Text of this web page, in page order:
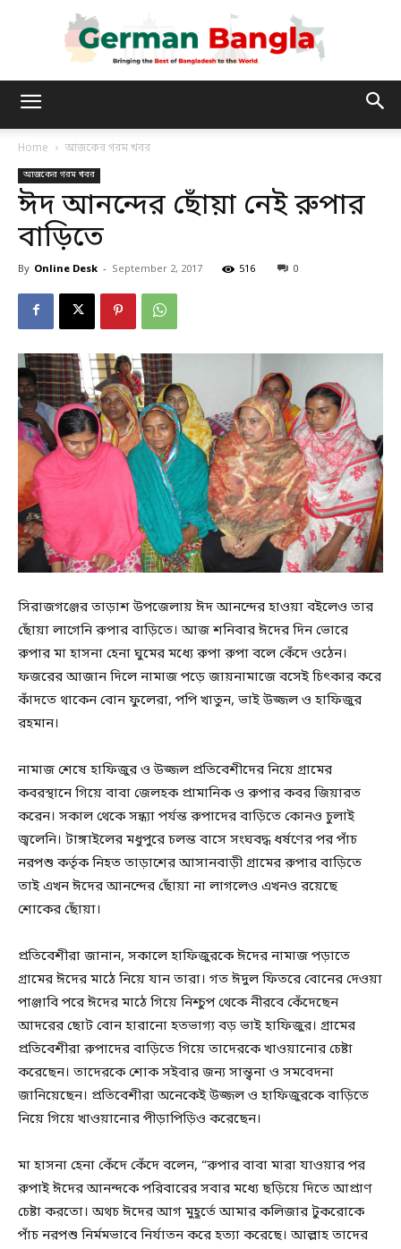
Bangla
Home আজকের গরম খবর
আজকের গরম খবর
ঈদ আনন্দের ছোঁয়া নেই রুপার
বাড়িতে
By Online Desk - September 2, 2017 516 0
সিরাজগঞ্জের তাড়াশ উপজেলায় ঈদ আনন্দের হাওয়া বইলেও তার
ছোঁয়া লাগেনি রুপার বাড়িতে। আজ শনিবার ঈদের দিন ভোরে
রুপার মা হাসনা হেনা ঘুমের মধ্যে রুপা রুপা বলে কেঁদে ওঠেন।
ফজরের আজান দিলে নামাজ পড়ে জায়নামাজে বসেই চিৎকার করে
কাঁদতে থাকেন বোন ফুলেরা, পপি খাতুন, ভাই উজ্জল ও হাফিজুর
রহমান।
নামাজ শেষে হাফিজুর ও উজ্জল প্রতিবেশীদের নিয়ে গ্রামের
কবরস্থানে গিয়ে বাবা জেলহক প্রামানিক ও রুপার কবর জিয়ারত
করেন। সকাল থেকে সন্ধ্যা পর্যন্ত রুপাদের বাড়িতে কোনও চুলাই
জ্বলেনি। টাঙ্গাইলের মধুপুরে চলন্ত বাসে সংঘবদ্ধ ধর্ষণের পর পাঁচ
নরপশু কর্তৃক নিহত তাড়াশের আসানবাড়ী গ্রামের রুপার বাড়িতে
তাই এখন ঈদের আনন্দের ছোঁয়া না লাগলেও এখনও রয়েছে
শোকের ছোঁয়া।
প্রতিবেশীরা জানান, সকালে হাফিজুরকে ঈদের নামাজ পড়াতে
গ্রামের ঈদের মাঠে নিয়ে যান তারা। গত ঈদুল ফিতরে বোনের দেওয়া
পাঞ্জাবি পরে ঈদের মাঠে গিয়ে নিশ্চুপ থেকে নীরবে কেঁদেছেন
আদরের ছোট বোন হারানো হতভাগ্য বড় ভাই হাফিজুর। গ্রামের
প্রতিবেশীরা রুপাদের বাড়িতে গিয়ে তাদেরকে খাওয়ানোর চেষ্টা
করেছেন। তাদেরকে শোক সইবার জন্য সান্ত্বনা ও সমবেদনা
জানিয়েছেন। প্রতিবেশীরা অনেকেই উজ্জল ও হাফিজুরকে বাড়িতে
নিয়ে গিয়ে খাওয়ানোর পীড়াপিড়িও করেছেন।
মা হাসনা হেনা কেঁদে কেঁদে বলেন, “রুপার বাবা মারা যাওয়ার পর
রুপাই ঈদের আনন্দকে পরিবারের সবার মধ্যে ছড়িয়ে দিতে আপ্রাণ
চেষ্টা করতো। অথচ ঈদের আগ মুহূর্তে আমার কলিজার টুকরোকে
পাঁচ নরপশু নির্মমভাবে নির্যাতন করে হত্যা করেছে। আল্লাহ তাদের